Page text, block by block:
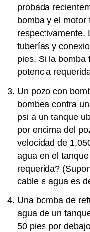
probada
bomba y el motor
respectivamente.
tuberías y
pies. Si la bomba
potencia
Un pozo con
bombea contra
psi a un tanque
por encima del
velocidad de
agua en el
requerida?
cable a agua es
Una bomba de
agua de un
50 pies por